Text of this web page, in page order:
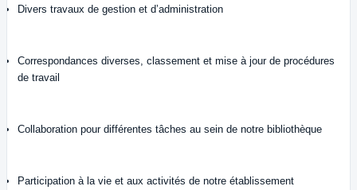
Divers travaux de gestion et d’administration
Correspondances diverses, classement et mise à jour de procédures
de travail
Collaboration pour différentes tâches au sein de notre bibliothèque
Participation à la vie et aux activités de notre établissement